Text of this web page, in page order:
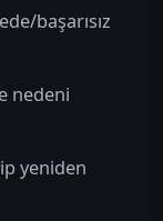
başarısız
nedeni
yeniden